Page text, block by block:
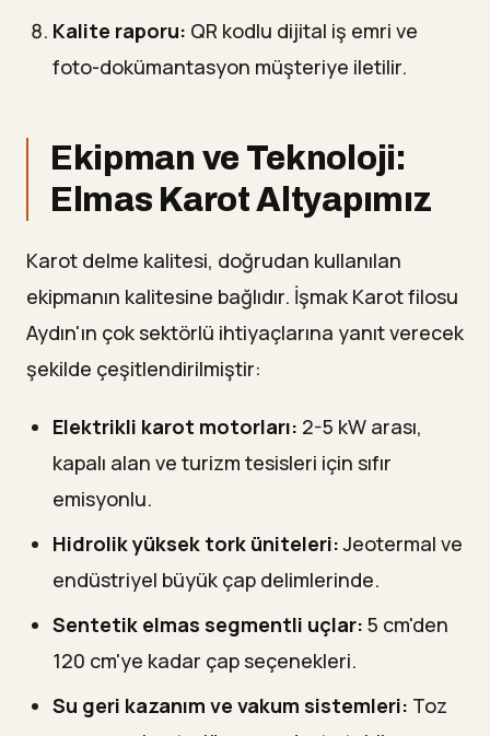
Kalite raporu: QR kodlu dijital iş emri ve
foto-dokümantasyon müşteriye iletilir.
Ekipman ve Teknoloji:
Elmas Karot Altyapımız
Karot delme kalitesi, doğrudan kullanılan
ekipmanın kalitesine bağlıdır. İşmak Karot filosu
Aydın'ın çok sektörlü ihtiyaçlarına yanıt verecek
şekilde çeşitlendirilmiştir:
Elektrikli karot motorları: 2-5 kW arası,
kapalı alan ve turizm tesisleri için sıfır
emisyonlu.
Hidrolik yüksek tork üniteleri:Jeotermal ve
endüstriyel büyük çap delimlerinde.
Sentetik elmas segmentli uçlar: 5 cm'den
120 cm'ye kadar çap seçenekleri.
Su geri kazanım ve vakum sistemleri: Toz